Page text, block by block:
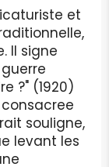
et
Il signe
?" (1920)
consacree
souligne,
levant les